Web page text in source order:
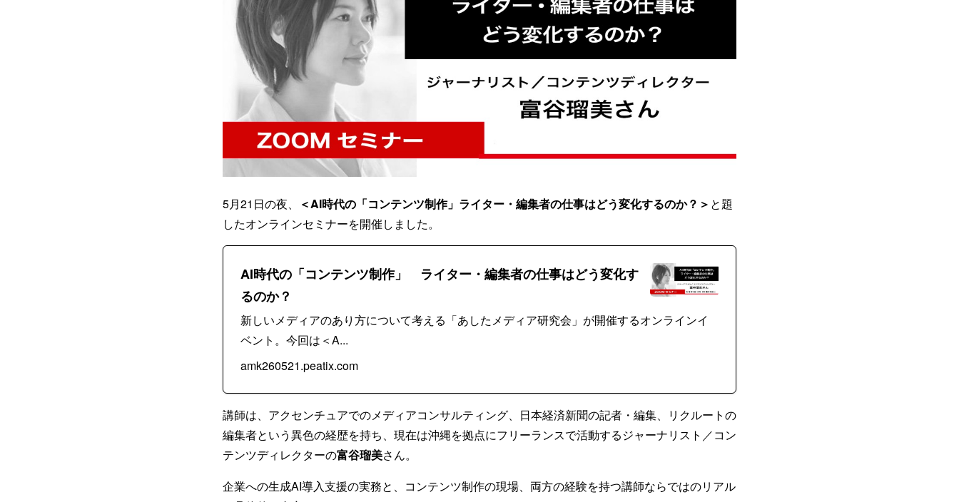
5月21日の夜、 ＜AI時代の「コンテンツ制作」ライター・編集者の仕事はどう変化するのか？＞ と題
したオンラインセミナーを開催しました。
AI時代の「コンテンツ制作」 ライター・編集者の仕事はどう変化す
るのか？
新しいメディアのあり方について考える「あしたメディア研究会」が開催するオンラインイ
ベント。今回は＜A...
amk260521.peatix.com
講師は、アクセンチュアでのメディアコンサルティング、日本経済新聞の記者・編集、リクルートの
編集者という異色の経歴を持ち、現在は沖縄を拠点にフリーランスで活動するジャーナリスト／コン
テンツディレクターの富谷瑠美さん。
企業への生成AI導入支援の実務と、コンテンツ制作の現場、両方の経験を持つ講師ならではのリアル